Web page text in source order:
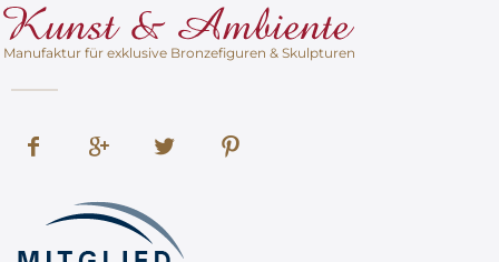
Manufaktur für exklusive Bronzefiguren & Skulpturen